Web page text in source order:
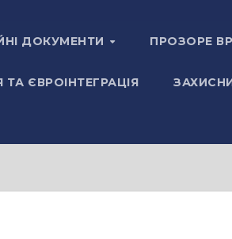
ДОКУМЕНТИ ПРОЗОРЕ
ЄВРОІНТЕГРАЦІЯ